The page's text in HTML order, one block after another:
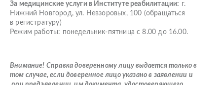
За медицинские услуги в Институте реабилитации: г.
Нижний Новгород, ул. Невзоровых, 100 (обращаться
в регистратуру)
Режим работы: понедельник-пятница с 8.00 до 16.00.
Внимание! Справка доверенному лицу выдается только в
том случае, если доверенное лицо указано в заявлении и